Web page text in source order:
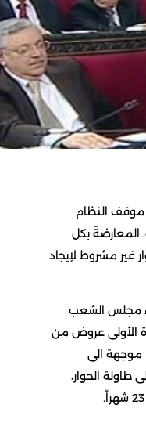
بكل
لإيجاد
الشعب
عروض من
الى